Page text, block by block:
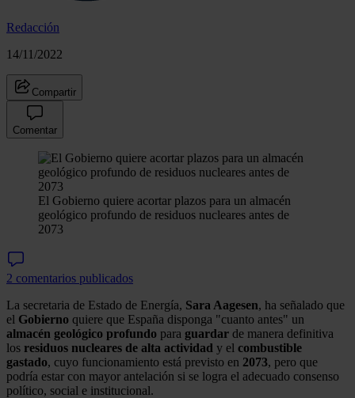
Redacción
14/11/2022
Compartir
Comentar
El Gobierno quiere acortar plazos para un almacén
geológico profundo de residuos nucleares antes de
2073
2 comentarios publicados
La secretaria de Estado de Energía, Sara Aagesen, ha señalado que
el Gobierno quiere que España disponga "cuanto antes" un
almacén geológico profundo para guardar de manera definitiva
los residuos nucleares de alta actividad y el combustible
gastado, cuyo funcionamiento está previsto en 2073, pero que
podría estar con mayor antelación si se logra el adecuado consenso
político, social e institucional.